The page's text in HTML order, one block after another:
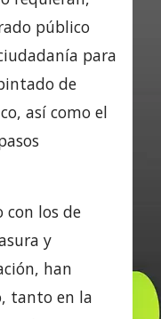
público
para
de
así como el
con los de
y
han
tanto en la